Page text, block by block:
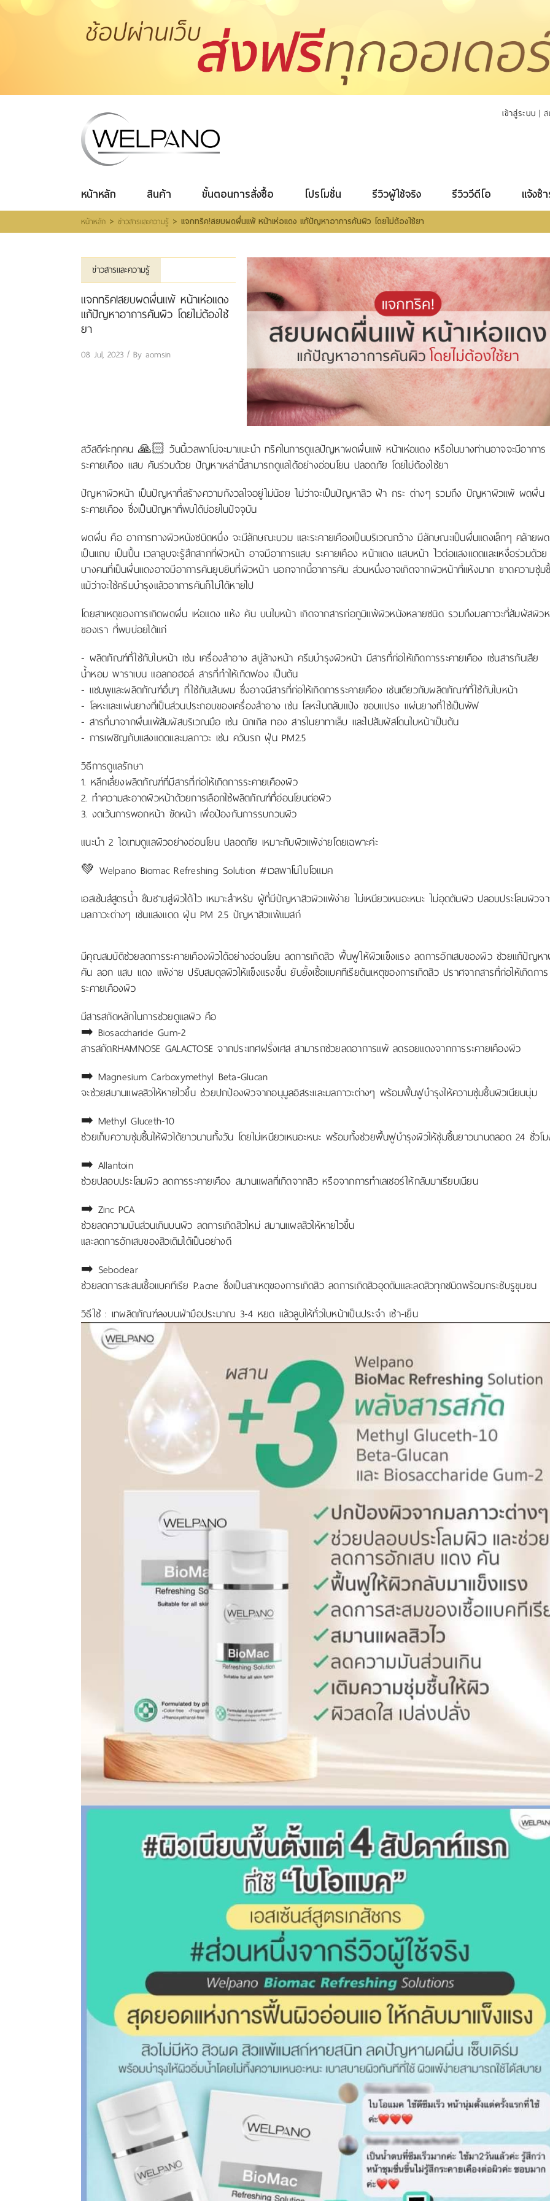
สินค้าที่สนใจ(0)
ขั้นตอนการสั่งซื้อ
โปรโมชั่น
รีวิววีดีโอ
แจ้งชำระเงิน
เข้าสู่ระบบ |
หน้าหลัก สินค้า ขั้นตอนการสั่งซื้อ โปรโมชั่น รีวิวผู้ใช้จริง รีวิววีดีโอ แจ้งช
หน้าหลัก > ข่าวสารและความรู้ > แจกทริค!สยบผดผื่นแพ้ หน้าเห่อแดง แก้ปัญหาอาการคันผิว โดยไม่ต้องใช้ยา
ข่าวสารและความรู้
แจกทริค!สยบผดผื่นแพ้ หน้าเห่อแดง
แก้ปัญหาอาการคันผิว โดยไม่ต้องใช้
ยา
08 Jul, 2023 / By aomsin
สวัสดีค่ะทุกคน 🙏🏻 วันนี้เวลพาโน่จะมาแนะนำ ทริคในการดูแลปัญหาผดผื่นแพ้ หน้าเห่อแดง หรือในบางท่านอาจจะมีอาการ
ระคายเคือง แสบ คันร่วมด้วย ปัญหาเหล่านี้สามารถดูแลได้อย่างอ่อนโยน ปลอดภัย โดยไม่ต้องใช้ยา
ปัญหาผิวหน้า เป็นปัญหาที่สร้างความกังวลใจอยู่ไม่น้อย ไม่ว่าจะเป็นปัญหาสิว ฝ้า กระ ต่างๆ รวมถึง ปัญหาผิวแพ้ ผดผื่น
ระคายเคือง ซึ่งเป็นปัญหาที่พบได้บ่อยในปัจจุบัน
ผดผื่น คือ อาการทางผิวหนังชนิดหนึ่ง จะมีลักษณะบวม และระคายเคืองเป็นบริเวณกว้าง มีลักษณะเป็นผื่นแดงเล็กๆ คล้ายผ
เป็นแถบ เป็นปื้น เวลาลูบจะรู้สึกสากที่ผิวหน้า อาจมีอาการแสบ ระคายเคือง หน้าแดง แสบหน้า ไวต่อแสงแดดและเหงื่อร่วมด้ว
บางคนที่เป็นผื่นแดงอาจมีอาการคันยุบยิบที่ผิวหน้า นอกจากนี้อาการคัน ส่วนหนึ่งอาจเกิดจากผิวหน้าที่แห้งมาก ขาดความชุ่ม
แม้ว่าจะใช้ครีมบำรุงแล้วอาการคันก็ไม่ได้หายไป
โดยสาเหตุของการเกิดผดผื่น เห่อแดง แห้ง คัน บนใบหน้า เกิดจากสารก่อภูมิแพ้ผิวหนังหลายชนิด รวมถึงมลภาวะที่สัมผัสผิว
ของเรา ที่พบบ่อยได้แก่
- ผลิตภัณฑ์ที่ใช้กับใบหน้า เช่น เครื่องสำอาง สบู่ล้างหน้า ครีมบำรุงผิวหน้า มีสารที่ก่อให้เกิดการระคายเคือง เช่นสารกันเสีย
น้ำหอม พาราเบน แอลกอฮอล์ สารที่ทำให้เกิดฟอง เป็นต้น
- แชมพูและผลิตภัณฑ์อื่นๆ ที่ใช้กับเส้นผม ซึ่งอาจมีสารที่ก่อให้เกิดการระคายเคือง เช่นเดียวกับผลิตภัณฑ์ที่ใช้กับใบหน้า
- โลหะและแผ่นยางที่เป็นส่วนประกอบของเครื่องสำอาง เช่น โลหะในตลับแป้ง ขอบแปรง แผ่นยางที่ใช้เป็นพัฟ
- สารที่มาจากผื่นแพ้สัมผัสบริเวณมือ เช่น นิกเกิล ทอง สารในยาทาเล็บ และไปสัมผัสโดนใบหน้าเป็นต้น
- การเผชิญกับแสงแดดและมลภาวะ เช่น ควันรถ ฝุ่น PM2.5
วิธีการดูแลรักษา
1. หลีกเลี่ยงผลิตภัณฑ์ที่มีสารที่ก่อให้เกิดการระคายเคืองผิว
2. ทำความสะอาดผิวหน้าด้วยการเลือกใช้ผลิตภัณฑ์ที่อ่อนโยนต่อผิว
3. งดเว้นการพอกหน้า ขัดหน้า เพื่อป้องกันการรบกวนผิว
แนะนำ 2 ไอเทมดูแลผิวอย่างอ่อนโยน ปลอดภัย เหมาะกับผิวแพ้ง่ายโดยเฉพาะค่ะ
💚 Welpano Biomac Refreshing Solution #เวลพาโน่ไบโอแมค
เอสเซ้นส์สูตรน้ำ ซึมซาบสู่ผิวได้ไว เหมาะสำหรับ ผู้ที่มีปัญหาสิวผิวแพ้ง่าย ไม่เหนียวเหนอะหนะ ไม่อุดตันผิว ปลอบประโลมผิวจ
มลภาวะต่างๆ เช่นแสงแดด ฝุ่น PM 2.5 ปัญหาสิวแพ้แมสก์
มีคุณสมบัติช่วยลดการระคายเคืองผิวได้อย่างอ่อนโยน ลดการเกิดสิว ฟื้นฟูให้ผิวแข็งแรง ลดการอักเสบของผิว ช่วยแก้ปัญห
คัน ลอก แสบ แดง แพ้ง่าย ปรับสมดุลผิวให้แข็งแรงขึ้น ยับยั้งเชื้อแบคทีเรียต้นเหตุของการเกิดสิว ปราศจากสารที่ก่อให้เกิดการ
ระคายเคืองผิว
มีสารสกัดหลักในการช่วยดูแลผิว คือ
➡️ Biosaccharide Gum-2
สารสกัดRHAMNOSE GALACTOSE จากประเทศฝรั่งเศส สามารถช่วยลดอาการแพ้ ลดรอยแดงจากการระคายเคืองผิว
➡️ Magnesium Carboxymethyl Beta-Glucan
จะช่วยสมานแผลสิวให้หายไวขึ้น ช่วยปกป้องผิวจากอนุมูลอิสระและมลภาวะต่างๆ พร้อมฟื้นฟูบำรุงให้ความชุ่มชื้นผิวเนียนนุ่ม
➡️ Methyl Gluceth-10
ช่วยเก็บความชุ่มชื้นให้ผิวได้ยาวนานทั้งวัน โดยไม่เหนียวเหนอะหนะ พร้อมทั้งช่วยฟื้นฟูบำรุงผิวให้ชุ่มชื้นยาวนานตลอด 24 ชั่วโ
➡️ Allantoin
ช่วยปลอบประโลมผิว ลดการระคายเคือง สมานแผลที่เกิดจากสิว หรือจากการทำเลเชอร์ให้กลับมาเรียบเนียน
➡️ Zinc PCA
ช่วยลดความมันส่วนเกินบนผิว ลดการเกิดสิวใหม่ สมานแผลสิวให้หายไวขึ้น
และลดการอักเสบของสิวเดิมได้เป็นอย่างดี
➡️ Seboclear
ช่วยลดการสะสมเชื้อแบคทีเรีย P.acne ซึ่งเป็นสาเหตุของการเกิดสิว ลดการเกิดสิวอุดตันและลดสิวทุกชนิดพร้อมกระชับรูขุมขน
วิธีใช้ : เทผลิตภัณฑ์ลงบนฝ่ามือประมาณ 3-4 หยด แล้วลูบให้ทั่วใบหน้าเป็นประจำ เช้า-เย็น